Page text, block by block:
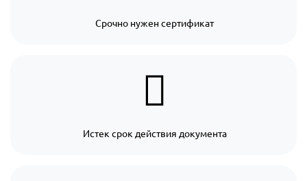
Срочно нужен сертификат
Истек срок действия документа